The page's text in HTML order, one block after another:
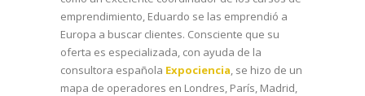
emprendimiento, Eduardo se las emprendió a
Europa a buscar clientes. Consciente que su
oferta es especializada, con ayuda de la
consultora española Expociencia, se hizo de un
mapa de operadores en Londres, París, Madrid,